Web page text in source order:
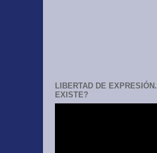
LIBERTAD DE EXPRESIÓN.
EXISTE?